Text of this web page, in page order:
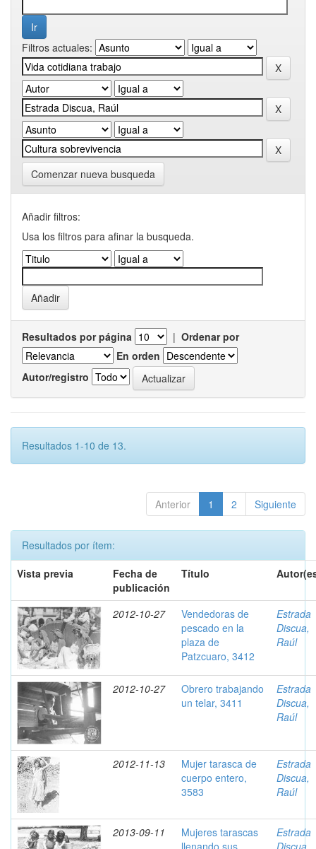
Filtros actuales:
Comenzar nueva busqueda
Añadir filtros:
Usa los filtros para afinar la busqueda.
Resultados por página | Ordenar por
En orden
Autor/registro
Resultados 1-10 de 13.
Anterior 1 2 Siguiente
Resultados por ítem:
Vista previa
Fecha de
publicación
Título
2012-10-27
Vendedoras de
pescado en la
plaza de
Patzcuaro, 3412
Estrada
Discua,
Raúl
2012-10-27
Obrero trabajando
un telar, 3411
Estrada
Discua,
Raúl
2012-11-13
Mujer tarasca de
cuerpo entero,
3583
Estrada
Discua,
Raúl
2013-09-11
Mujeres tarascas
llenando sus
Estrada
Discua,